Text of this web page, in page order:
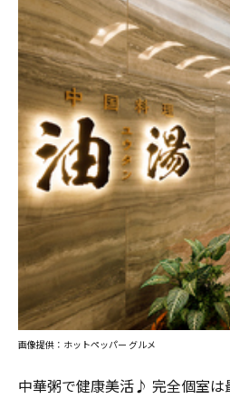
中華粥で健康美活♪ 完全個室は
画像提供：ホットペッパー グルメ